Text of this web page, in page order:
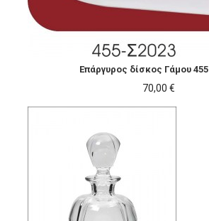
Επάργυρος δίσκος Γάμου
70,00 €